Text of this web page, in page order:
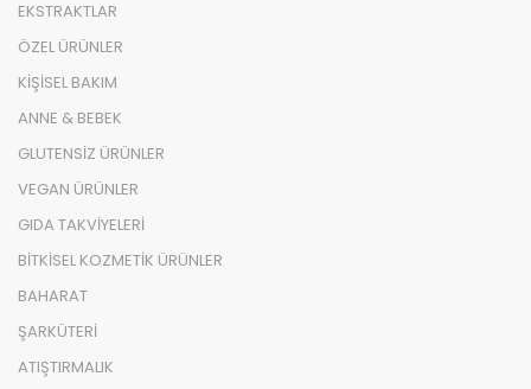
EKSTRAKTLAR
ÖZEL ÜRÜNLER
KİŞİSEL BAKIM
ANNE & BEBEK
GLUTENSİZ ÜRÜNLER
VEGAN ÜRÜNLER
GIDA TAKVİYELERİ
BİTKİSEL KOZMETİK ÜRÜNLER
BAHARAT
ŞARKÜTERİ
ATIŞTIRMALIK